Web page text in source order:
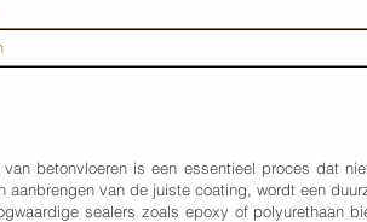
van betonvloeren is een essentieel proces dat
aanbrengen van de juiste coating, wordt een
sealers zoals epoxy of polyurethaan